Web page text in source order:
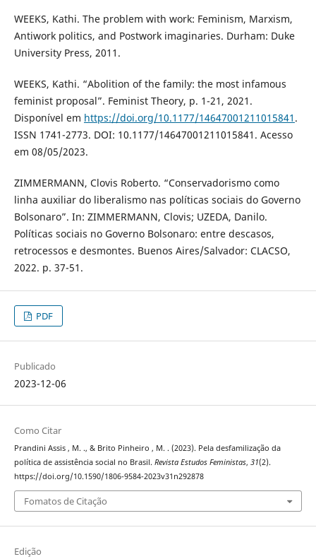
WEEKS, Kathi. The problem with work: Feminism, Marxism,
Antiwork politics, and Postwork imaginaries. Durham: Duke
University Press, 2011.
WEEKS, Kathi. “Abolition of the family: the most infamous
feminist proposal”. Feminist Theory, p. 1-21, 2021.
Disponível em https://doi.org/10.1177/14647001211015841 .
ISSN 1741-2773. DOI: 10.1177/14647001211015841. Acesso
em 08/05/2023.
ZIMMERMANN, Clovis Roberto. “Conservadorismo como
linha auxiliar do liberalismo nas políticas sociais do Governo
Bolsonaro”. In: ZIMMERMANN, Clovis; UZEDA, Danilo.
Políticas sociais no Governo Bolsonaro: entre descasos,
retrocessos e desmontes. Buenos Aires/Salvador: CLACSO,
2022. p. 37-51.
PDF
Publicado
2023-12-06
Como Citar
Prandini Assis , M. ., & Brito Pinheiro , M. . (2023). Pela desfamilização da
política de assistência social no Brasil. Revista Estudos Feministas, 31(2).
https://doi.org/10.1590/1806-9584-2023v31n292878
Fomatos de Citação
Edição